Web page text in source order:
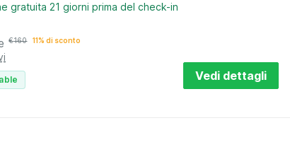
gratuita 21 giorni prima del check-in
€160 11% di sconto
Vedi dettagli